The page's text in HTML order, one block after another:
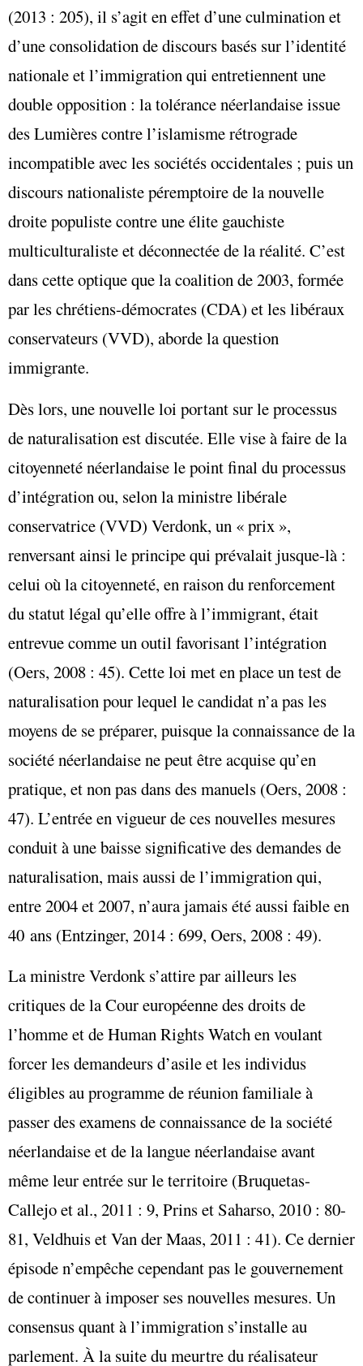
(2013 : 205), il s’agit en effet d’une culmination et
d’une consolidation de discours basés sur l’identité
nationale et l’immigration qui entretiennent une
double opposition : la tolérance néerlandaise issue
des Lumières contre l’islamisme rétrograde
incompatible avec les sociétés occidentales ; puis un
discours nationaliste péremptoire de la nouvelle
droite populiste contre une élite gauchiste
multiculturaliste et déconnectée de la réalité. C’est
dans cette optique que la coalition de 2003, formée
par les chrétiens-démocrates (CDA) et les libéraux
conservateurs (VVD), aborde la question
immigrante.
Dès lors, une nouvelle loi portant sur le processus
de naturalisation est discutée. Elle vise à faire de la
citoyenneté néerlandaise le point final du processus
d’intégration ou, selon la ministre libérale
conservatrice (VVD) Verdonk, un « prix »,
renversant ainsi le principe qui prévalait jusque-là :
celui où la citoyenneté, en raison du renforcement
du statut légal qu’elle offre à l’immigrant, était
entrevue comme un outil favorisant l’intégration
(Oers, 2008 : 45). Cette loi met en place un test de
naturalisation pour lequel le candidat n’a pas les
moyens de se préparer, puisque la connaissance de la
société néerlandaise ne peut être acquise qu’en
pratique, et non pas dans des manuels (Oers, 2008 :
47). L’entrée en vigueur de ces nouvelles mesures
conduit à une baisse significative des demandes de
naturalisation, mais aussi de l’immigration qui,
entre 2004 et 2007, n’aura jamais été aussi faible en
40 ans (Entzinger, 2014 : 699, Oers, 2008 : 49).
La ministre Verdonk s’attire par ailleurs les
critiques de la Cour européenne des droits de
l’homme et de Human Rights Watch en voulant
forcer les demandeurs d’asile et les individus
éligibles au programme de réunion familiale à
passer des examens de connaissance de la société
néerlandaise et de la langue néerlandaise avant
même leur entrée sur le territoire (Bruquetas-
Callejo et al., 2011 : 9, Prins et Saharso, 2010 : 80-
81, Veldhuis et Van der Maas, 2011 : 41). Ce dernier
épisode n’empêche cependant pas le gouvernement
de continuer à imposer ses nouvelles mesures. Un
consensus quant à l’immigration s’installe au
parlement. À la suite du meurtre du réalisateur